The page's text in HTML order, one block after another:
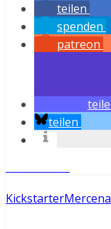
teilen
spenden
patreon
teilen
Kickstarter